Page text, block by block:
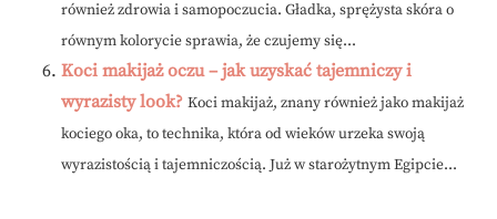
również zdrowia i samopoczucia. Gładka, sprężysta skóra o
równym kolorycie sprawia, że czujemy się...
Koci makijaż oczu – jak uzyskać tajemniczy i
wyrazisty look? Koci makijaż, znany również jako makijaż
kociego oka, to technika, która od wieków urzeka swoją
wyrazistością i tajemniczością. Już w starożytnym Egipcie...